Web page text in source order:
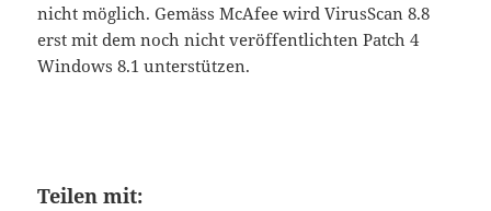
nicht möglich. Gemäss McAfee wird VirusScan 8.8
erst mit dem noch nicht veröffentlichten Patch 4
Windows 8.1 unterstützen.
Teilen mit: